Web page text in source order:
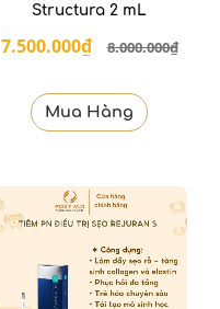
Structura 2 mL
7.500.000₫ 8.000.000₫
Mua Hàng